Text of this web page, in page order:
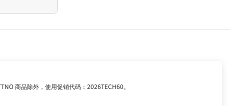
商品除外，使用促销代码：2026TECH60。